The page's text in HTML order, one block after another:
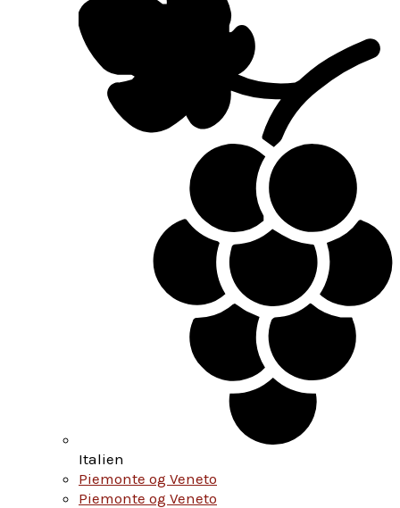
Italien
Piemonte og Veneto
Piemonte og Veneto